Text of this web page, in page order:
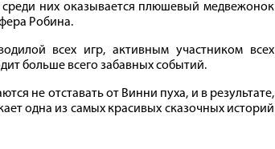
них оказывается плюшевый медвежонок
Робина.
всех игр, активным участником всех
больше всего забавных событий.
не отставать от Винни пуха, и в результате,
одна из самых красивых сказочных историй